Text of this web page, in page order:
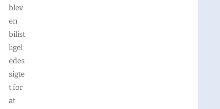
blev
en
bilist
ligel
edes
sigte
t for
at